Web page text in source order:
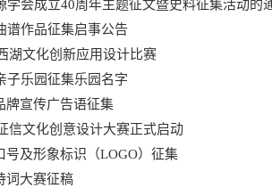
学会成立40周年主题征文暨史料征集活动的
谱作品征集启事公告
湖文化创新应用设计比赛
子乐园征集乐园名字
牌宣传广告语征集
信文化创意设计大赛正式启动
号及形象标识（LOGO）征集
词大赛征稿